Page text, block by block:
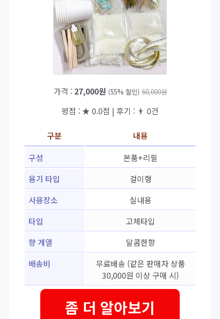
가격 : 27,000원 (55% 할인) 60,000원
평점 : ★ 0.0점 | 후기 : 👨‍‍ 0건
구분
내용
구성
본품+리필
용기 타입
걸이형
사용장소
실내용
타입
고체타입
향 계열
달콤한향
배송비
무료배송 (같은 판매자 상품
30,000원 이상 구매 시)
좀 더 알아보기